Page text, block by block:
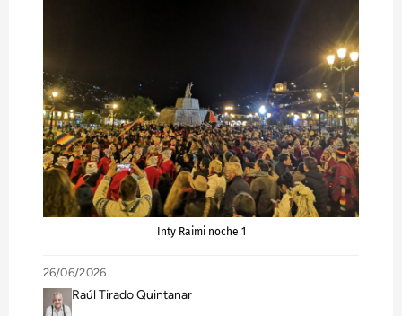
Inty Raimi noche 1
26/06/2026
Raúl Tirado Quintanar